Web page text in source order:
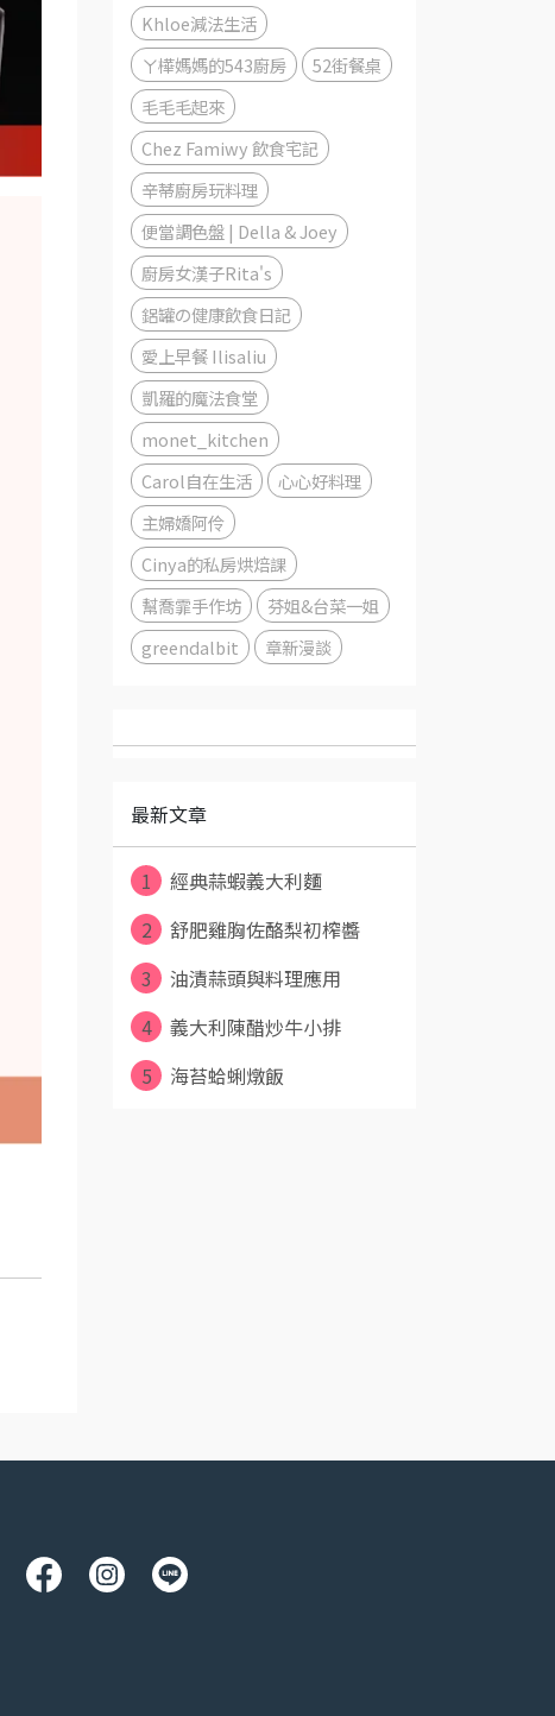
Khloe減法生活
ㄚ樺媽媽的543廚房
52街餐桌
毛毛毛起來
Chez Famiwy 飲食宅記
辛蒂廚房玩料理
便當調色盤 | Della & Joey
廚房女漢子Rita's
鋁罐の健康飲食日記
愛上早餐 Ilisaliu
凱羅的魔法食堂
monet_kitchen
Carol自在生活
心心好料理
主婦嬌阿伶
Cinya的私房烘焙課
幫喬霏手作坊
芬姐&台菜一姐
greendalbit
章新漫談
最新文章
1
經典蒜蝦義大利麵
2
舒肥雞胸佐酪梨初榨醬
3
油漬蒜頭與料理應用
4
義大利陳醋炒牛小排
5
海苔蛤蜊燉飯